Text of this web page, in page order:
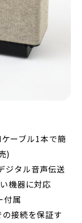
ーブル1本で簡
)
タル音声伝送
機器に対応
付属
接続を保証す